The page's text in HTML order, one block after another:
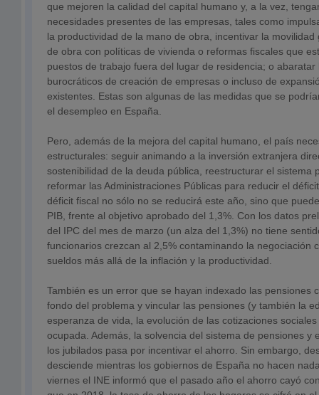
que mejoren la calidad del capital humano y, a la vez,
necesidades presentes de las empresas, tales como
la productividad de la mano de obra, incentivar la
de obra con políticas de vivienda o reformas fiscales que
puestos de trabajo fuera del lugar de residencia; o
burocráticos de creación de empresas o incluso de
existentes. Estas son algunas de las medidas que se
el desempleo en España.
Pero, además de la mejora del capital humano, el país
estructurales: seguir animando a la inversión extranjera
sostenibilidad de la deuda pública, reestructurar el sistema
reformar las Administraciones Públicas para reducir el
déficit fiscal no sólo no se reducirá este año, sino que
PIB, frente al objetivo aprobado del 1,3%. Con los datos
del IPC del mes de marzo (un alza del 1,3%) no tiene
funcionarios crezcan al 2,5% contaminando la negociación
sueldos más allá de la inflación y la productividad.
También es un error que se hayan indexado las pensiones
fondo del problema y vincular las pensiones (y también la
esperanza de vida, la evolución de las cotizaciones
ocupada. Además, la solvencia del sistema de pensiones y
los jubilados pasa por incentivar el ahorro. Sin embargo,
desciende mientras los gobiernos de España no hacen
viernes el INE informó que el pasado año el ahorro cayó